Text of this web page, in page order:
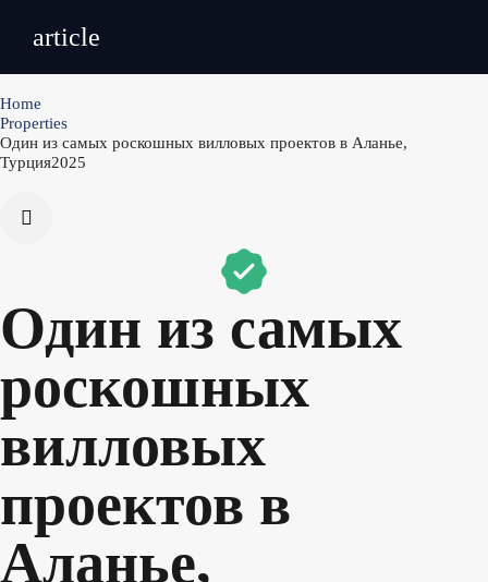
article
Home
Properties
Один из самых роскошных вилловых проектов в Аланье,
Турция2025
Один из самых
роскошных
вилловых
проектов в
Аланье,